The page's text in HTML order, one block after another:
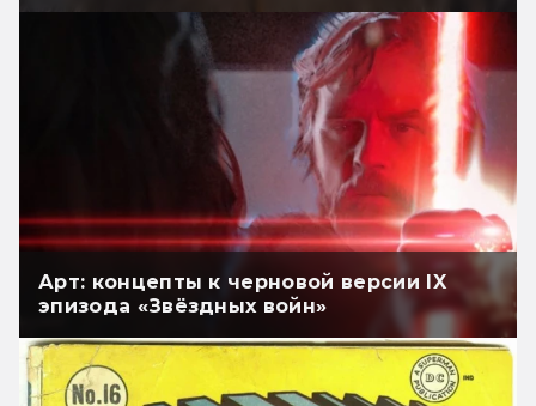
Арт: концепты к черновой версии IX
эпизода «Звёздных войн»